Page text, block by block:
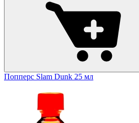
Попперс Slam Dunk 25 мл